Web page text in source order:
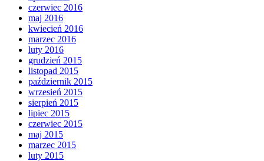
czerwiec 2016
maj 2016
kwiecień 2016
marzec 2016
luty 2016
grudzień 2015
listopad 2015
październik 2015
wrzesień 2015
sierpień 2015
lipiec 2015
czerwiec 2015
maj 2015
marzec 2015
luty 2015